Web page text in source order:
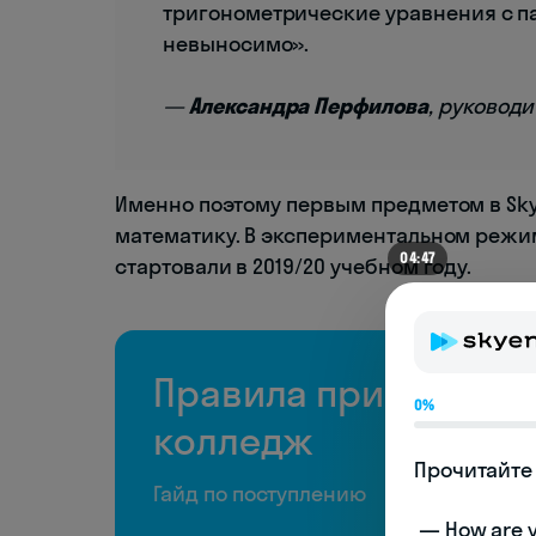
тригонометрические уравнения с
невыносимо».
—Александра Перфилова,
Именно поэтому первым предметом в
математику. В экспериментальном
стартовали в 2019/20 учебном году.
Правила приема в
колледж
Гайд по поступлению
04:41
0%